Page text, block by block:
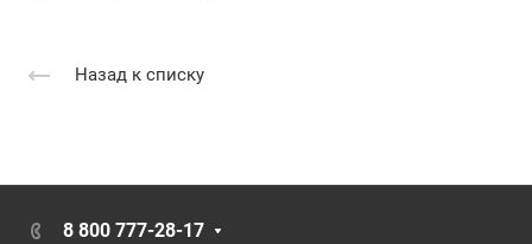
Назад к списку
8 800 777-28-17